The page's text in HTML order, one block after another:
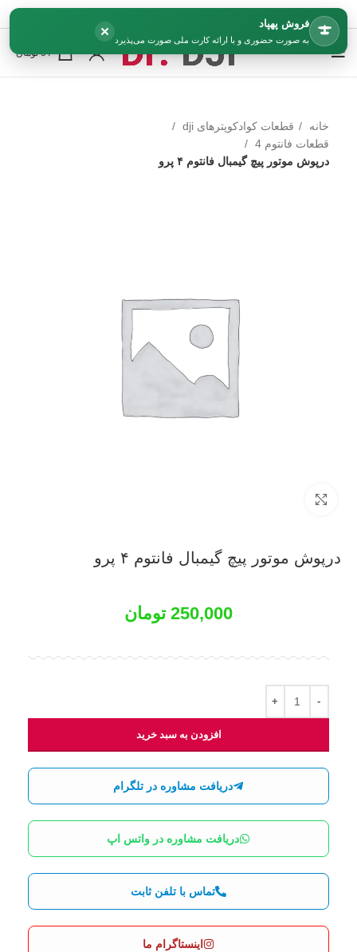
فروش پهپاد
به صورت حضوری و با ارائه کارت ملی صورت می‌پذیرد
×
/
0 تومان
خانه
قطعات کوادکوپترهای dji
قطعات فانتوم 4
درپوش موتور پیچ گیمبال فانتوم ۴ پرو
درپوش موتور پیچ گیمبال فانتوم ۴ پرو
250,000 تومان
افزودن به سبد خرید
دریافت مشاوره در تلگرام
دریافت مشاوره در واتس اپ
تماس با تلفن ثابت
اینستاگرام ما